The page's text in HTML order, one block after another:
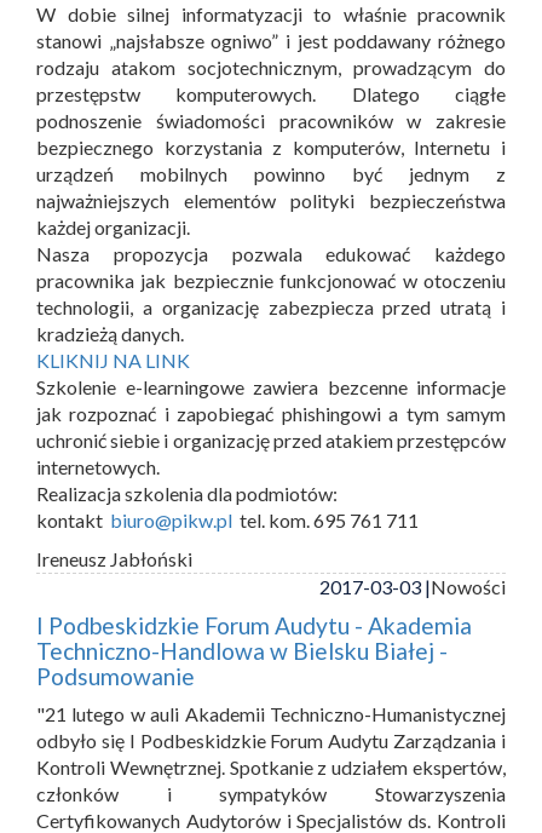
W dobie silnej informatyzacji to właśnie pracownik
stanowi „najsłabsze ogniwo” i jest poddawany różnego
rodzaju atakom socjotechnicznym, prowadzącym do
przestępstw komputerowych. Dlatego ciągłe
podnoszenie świadomości pracowników w zakresie
bezpiecznego korzystania z komputerów, Internetu i
urządzeń mobilnych powinno być jednym z
najważniejszych elementów polityki bezpieczeństwa
każdej organizacji.
Nasza propozycja pozwala edukować każdego
pracownika jak bezpiecznie funkcjonować w otoczeniu
technologii, a organizację zabezpiecza przed utratą i
kradzieżą danych.
KLIKNIJ NA LINK
Szkolenie e-learningowe zawiera bezcenne informacje
jak rozpoznać i zapobiegać phishingowi a tym samym
uchronić siebie i organizację przed atakiem przestępców
internetowych.
Realizacja szkolenia dla podmiotów:
kontakt biuro@pikw.pl tel. kom. 695 761 711
Ireneusz Jabłoński
2017-03-03 |Nowości
I Podbeskidzkie Forum Audytu - Akademia
Techniczno-Handlowa w Bielsku Białej -
Podsumowanie
"21 lutego w auli Akademii Techniczno-Humanistycznej
odbyło się I Podbeskidzkie Forum Audytu Zarządzania i
Kontroli Wewnętrznej. Spotkanie z udziałem ekspertów,
członków i sympatyków Stowarzyszenia
Certyfikowanych Audytorów i Specjalistów ds. Kontroli